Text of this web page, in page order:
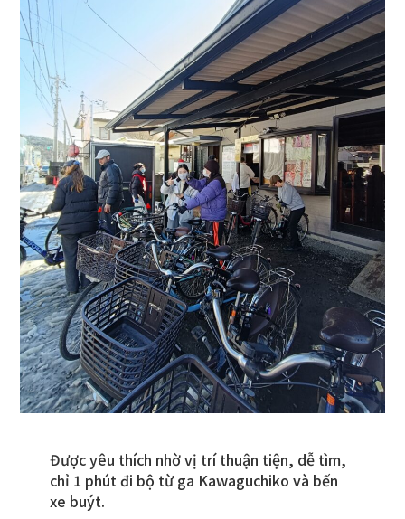
Được yêu thích nhờ vị trí thuận tiện, dễ tìm,
chỉ 1 phút đi bộ từ ga Kawaguchiko và bến
xe buýt.